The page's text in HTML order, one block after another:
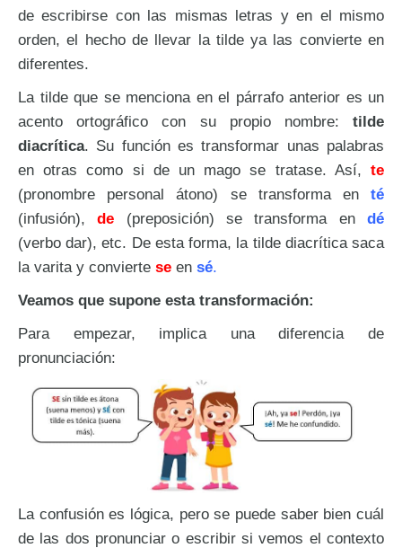
de escribirse con las mismas letras y en el mismo
orden, el hecho de llevar la tilde ya las convierte en
diferentes.
La tilde que se menciona en el párrafo anterior es un
acento ortográfico con su propio nombre: tilde
diacrítica. Su función es transformar unas palabras
en otras como si de un mago se tratase. Así, te
(pronombre personal átono) se transforma en té
(infusión),de (preposición) se transforma endé
(verbo dar), etc. De esta forma, la tilde diacrítica saca
la varita y convierte se en sé.
Veamos que supone esta transformación:
Para empezar, implica una diferencia de
pronunciación:
La confusión es lógica, pero se puede saber bien cuál
de las dos pronunciar o escribir si vemos el contexto